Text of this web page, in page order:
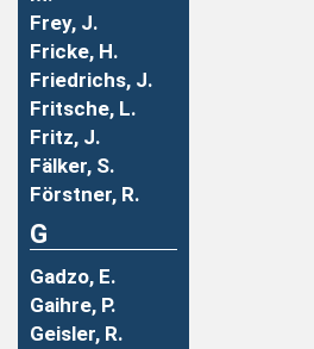
Frey, J.
Fricke, H.
Friedrichs, J.
Fritsche, L.
Fritz, J.
Fälker, S.
Förstner, R.
G
Gadzo, E.
Gaihre, P.
Geisler, R.